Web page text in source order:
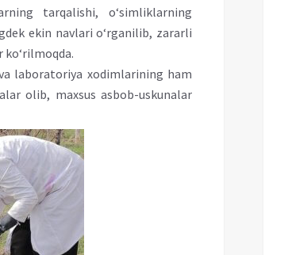
tarqalishi, o‘simliklarning
ekin navlari o‘rganilib, zararli
laboratoriya xodimlarining ham
olib, maxsus asbob-uskunalar